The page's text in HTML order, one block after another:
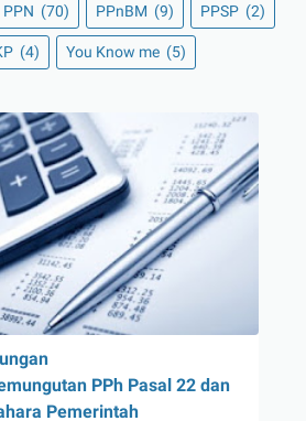
PPN (70) PPnBM (9) PPSP (2)
(4) You Know me (5)
PPh Pasal 22 dan
Pemerintah